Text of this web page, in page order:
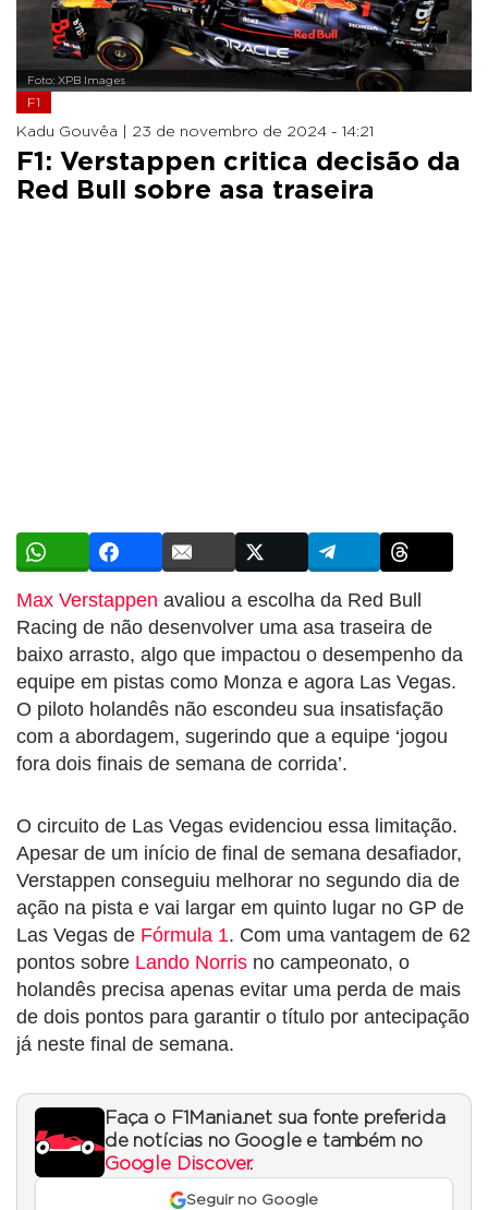
Foto: XPB Images
F1
Kadu Gouvêa | 23 de novembro de 2024 - 14:21
F1: Verstappen critica decisão da
Red Bull sobre asa traseira
Max Verstappen avaliou a escolha da Red Bull
Racing de não desenvolver uma asa traseira de
baixo arrasto, algo que impactou o desempenho da
equipe em pistas como Monza e agora Las Vegas.
O piloto holandês não escondeu sua insatisfação
com a abordagem, sugerindo que a equipe ‘jogou
fora dois finais de semana de corrida’.
O circuito de Las Vegas evidenciou essa limitação.
Apesar de um início de final de semana desafiador,
Verstappen conseguiu melhorar no segundo dia de
ação na pista e vai largar em quinto lugar no GP de
Las Vegas de Fórmula 1. Com uma vantagem de 62
pontos sobre Lando Norris no campeonato, o
holandês precisa apenas evitar uma perda de mais
de dois pontos para garantir o título por antecipação
já neste final de semana.
Faça o F1Mania.net sua fonte preferida
de notícias no Google e também no
Google Discover.
Seguir no Google